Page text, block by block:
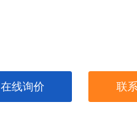
在线询价 联